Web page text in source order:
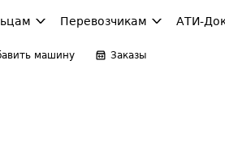
Перевозчикам АТИ-
машину Заказы